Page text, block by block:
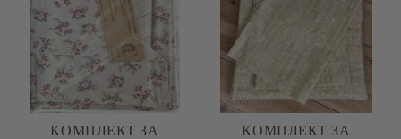
КОМПЛЕКТ ЗА
КОМПЛЕКТ ЗА